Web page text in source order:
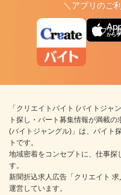
＼アプリのご
アプリ
「クリエイトバイト (バイトジャ
ト探し・パート募集情報が満載
(バイトジャングル)」は、バイト
トです。
地域密着をコンセプトに、仕事探
す。
新聞折込求人広告「クリエイト
運営しています。